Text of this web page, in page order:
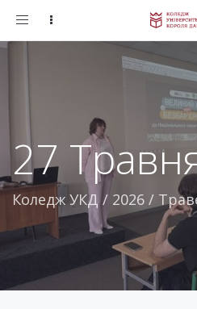
Toggle
27
Коледж УКД/ 2026 /